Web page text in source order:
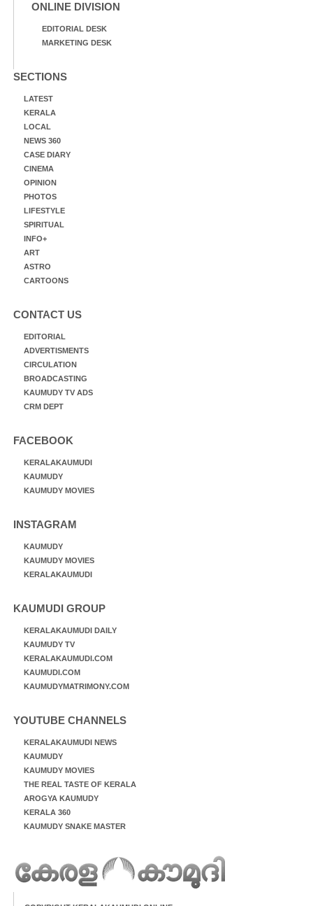
ONLINE DIVISION
EDITORIAL DESK
MARKETING DESK
SECTIONS
LATEST
KERALA
LOCAL
NEWS 360
CASE DIARY
CINEMA
OPINION
PHOTOS
LIFESTYLE
SPIRITUAL
INFO+
ART
ASTRO
CARTOONS
CONTACT US
EDITORIAL
ADVERTISMENTS
CIRCULATION
BROADCASTING
KAUMUDY TV ADS
CRM DEPT
FACEBOOK
KERALAKAUMUDI
KAUMUDY
KAUMUDY MOVIES
INSTAGRAM
KAUMUDY
KAUMUDY MOVIES
KERALAKAUMUDI
KAUMUDI GROUP
KERALAKAUMUDI DAILY
KAUMUDY TV
KERALAKAUMUDI.COM
KAUMUDI.COM
KAUMUDYMATRIMONY.COM
YOUTUBE CHANNELS
KERALAKAUMUDI NEWS
KAUMUDY
KAUMUDY MOVIES
THE REAL TASTE OF KERALA
AROGYA KAUMUDY
KERALA 360
KAUMUDY SNAKE MASTER